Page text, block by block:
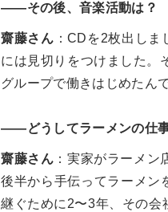
——その後、音楽活動は？
齋藤さん ：CDを2枚出し
には見切りをつけました。
グループで働きはじめたんで
——どうしてラーメンの仕
齋藤さん ：実家がラーメ
後半から手伝ってラーメン
継ぐために2〜3年、その会